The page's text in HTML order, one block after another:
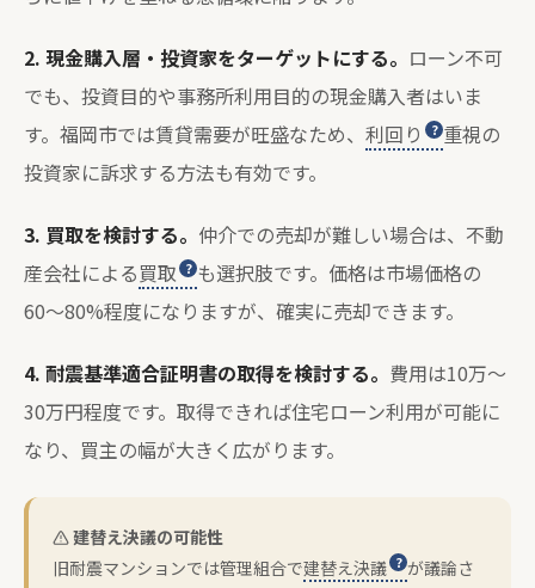
2. 現金購入層・投資家をターゲットにする。 ローン不可
でも、投資目的や事務所利用目的の現金購入者はいま
す。福岡市では賃貸需要が旺盛なため、 利回り
重視の
投資家に訴求する方法も有効です。
3. 買取を検討する。 仲介での売却が難しい場合は、不動
産会社による買取
も選択肢です。価格は市場価格の
60〜80%程度になりますが、確実に売却できます。
4. 耐震基準適合証明書の取得を検討する。 費用は10万〜
30万円程度です。取得できれば住宅ローン利用が可能に
なり、買主の幅が大きく広がります。
建替え決議の可能性
旧耐震マンションでは管理組合で建替え決議
が議論さ